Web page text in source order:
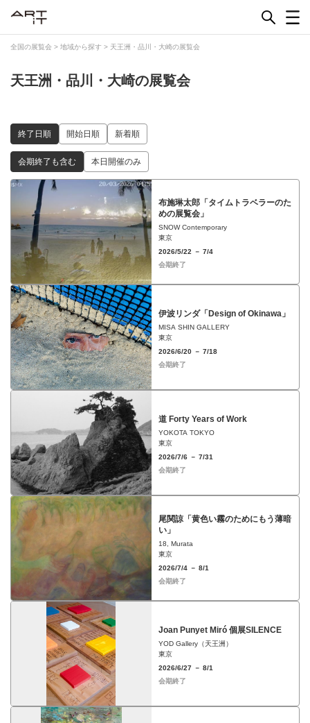
全国の展覧会 > 地域から探す > 天王洲・品川・大崎の展覧会
天王洲・品川・大崎の展覧会
終了日順 開始日順 新着順
会期終了も含む 本日開催のみ
布施琳太郎「タイムトラベラーのた
めの展覧会」
SNOW Contemporary
東京
2026/5/22 － 7/4
会期終了
伊波リンダ「Design of Okinawa」
MISA SHIN GALLERY
東京
2026/6/20 － 7/18
会期終了
道 Forty Years of Work
YOKOTA TOKYO
東京
2026/7/6 － 7/31
会期終了
尾関諒「黄色い霧のためにもう薄暗
い」
18, Murata
東京
2026/7/4 － 8/1
会期終了
Joan Punyet Miró 個展SILENCE
YOD Gallery（天王洲）
東京
2026/6/27 － 8/1
会期終了